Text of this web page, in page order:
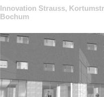
Innovation Strauss,
Bochum